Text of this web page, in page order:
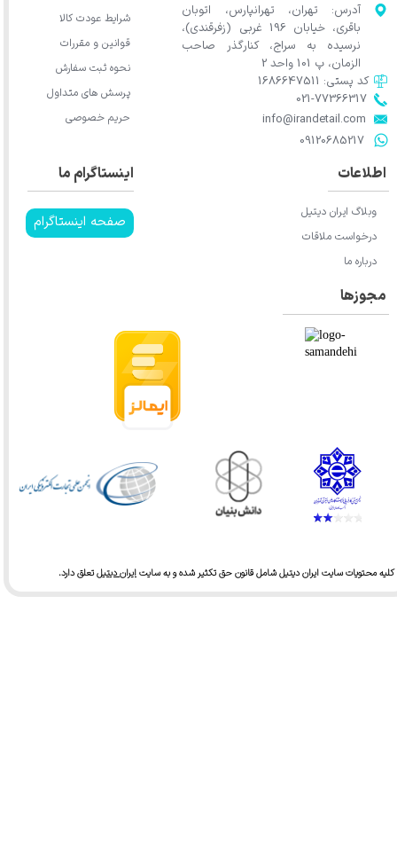
★★
محتویات سایت ایران دیتیل شامل قانون حق تکثیر شده و به سایتایران دیتیلتعلق دارد.​​​​​​​
آدرس: تهران، تهرانپارس، اتوبان
باقری، خیابان 196 غربی (زفرقندی)،
نرسیده به سراج، کنارگذر صاحب
الزمان، پ 101 واحد 2
​​​​​​​info@irandetail.com
021-77366317​​​​​​​​​​​​​​​​​​​​​
​​​​​​​09120685217​​​​​​​
کد پستی: 1686647511
اینستاگرام ما
صفحه اینستاگرام
اطلاعات
وبلاگ ایران دیتیل
درخواست ملاقات
درباره ما
شرایط عودت کالا
قوانین و مقررات
نحوه ثبت سفارش
پرسش های متداول
حریم خصوصی
مجوزها